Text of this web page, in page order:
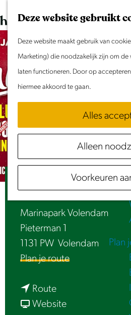
Deze website gebruikt
Deze website maakt gebruik van
Marketing) die noodzakelijk zijn om
laten functioneren. Door op
hiermee akkoord te gaan.
Alles
Alleen
Voorkeuren
G
a
n
a
a
r
d
e
h
o
m
e
K
a
r
t
Z
e
k
e
n
e
n
u
Plan
Jubileumconcert | 30
Marinapark Volendam
Pieterman 1
1131 PW Volendam
Plan je routen
Routen
a
Websitev